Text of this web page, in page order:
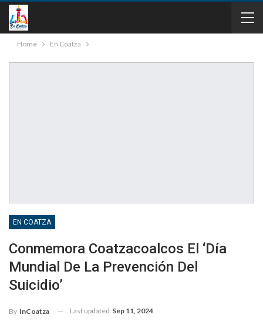
Home En Coatza
EN COATZA
Conmemora Coatzacoalcos El ‘Día
Mundial De La Prevención Del
Suicidio’
By InCoatza Last updated Sep 11, 2024